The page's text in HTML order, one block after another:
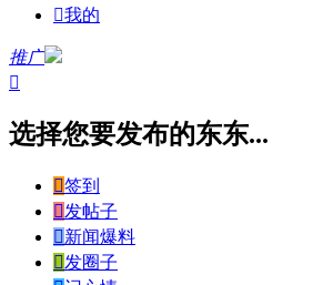
我的
推广

选择您要发布的东东...
签到
发帖子
新闻爆料
发圈子